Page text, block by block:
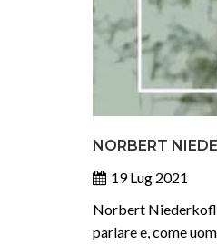
NORBERT
19 Lug 2021
Norbert
parlare e, come